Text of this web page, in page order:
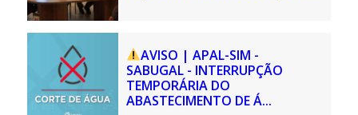
AVISO | APAL-SIM -
SABUGAL - INTERRUPÇÃO
TEMPORÁRIA DO
ABASTECIMENTO DE Á...